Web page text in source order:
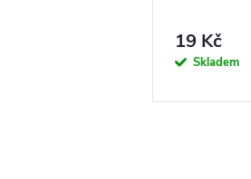
19 Kč
Skladem